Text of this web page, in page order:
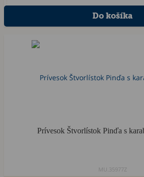
Prívesok Štvorlístok Pinďa s
MU.35977Z